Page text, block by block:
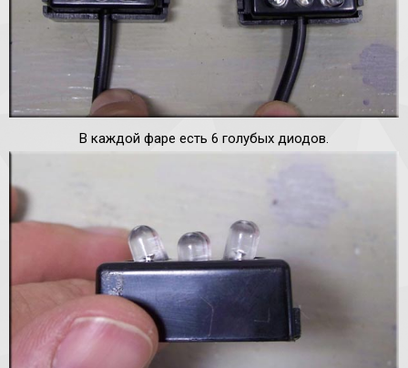
В каждой фаре есть 6 голубых диодов.